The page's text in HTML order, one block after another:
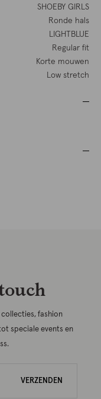
SHOEBY GIRLS
Ronde hals
LIGHTBLUE
Regular fit
Korte mouwen
Low stretch
fashion
speciale events en
VERZENDEN